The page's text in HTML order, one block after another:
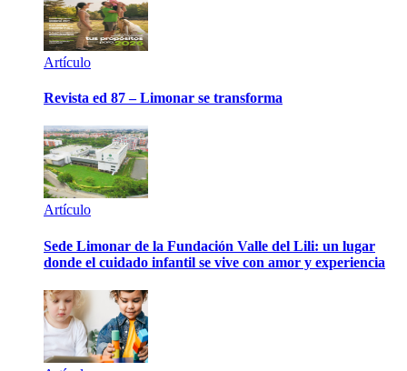
Artículo
Revista ed 87 – Limonar se transforma
Artículo
Sede Limonar de la Fundación Valle del Lili: un lugar
donde el cuidado infantil se vive con amor y experiencia